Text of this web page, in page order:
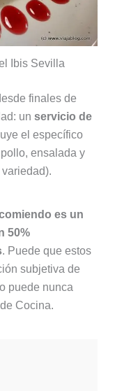
Ibis Sevilla
finales de
un servicio de
el específico
ensalada y
es un
50%
. Puede que estos
subjetiva de
puede nunca
Cocina.